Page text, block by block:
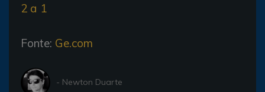
2 a 1
Fonte: Ge.com
- Newton Duarte